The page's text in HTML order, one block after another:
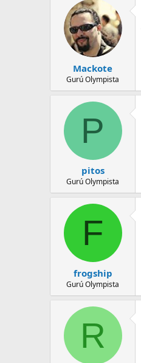
Mackote
Gurú Olympista
P
pitos
Gurú Olympista
F
frogship
Gurú Olympista
R